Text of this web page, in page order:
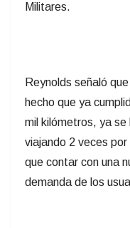
Militares.
Reynolds señaló
hecho que ya
mil kilómetros, ya se
viajando 2 veces
que contar con una
demanda de los